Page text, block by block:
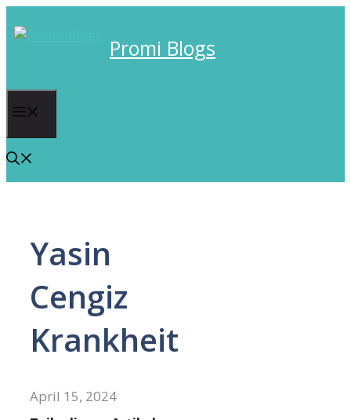
to
Promi Blogs
Yasin
Cengiz
Krankheit
April 15, 2024